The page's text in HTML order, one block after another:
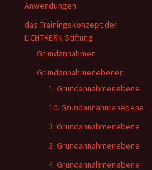
Anwendungen
das Trainingskonzept der
LICHTKERN Stiftung
Grundannahmen
Grundannahmenebenen
1. Grundannahmenebene
10. Grundannahmenebene
2. Grundannahmenebene
3. Grundannahmenebene
4. Grundannahmenebene